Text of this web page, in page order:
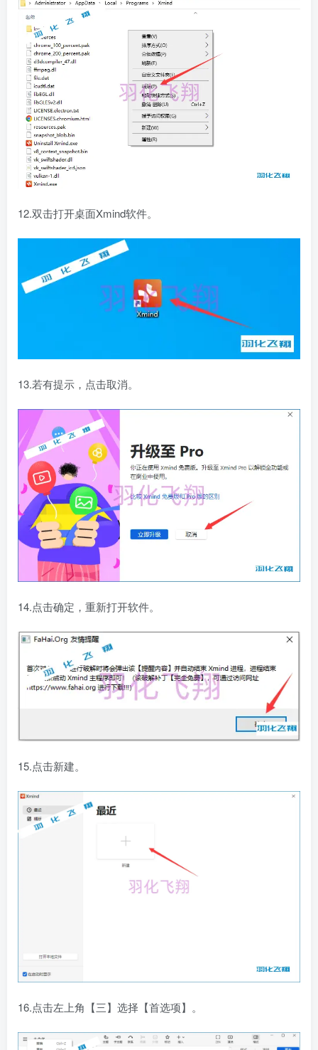
12.双击打开桌面Xmind软件。
13.若有提示，点击取消。
14.点击确定，重新打开软件。
15.点击新建。
16.点击左上角【三】选择【首选项】。